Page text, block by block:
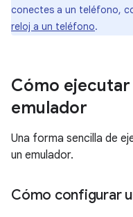
conectes a un teléfono,
reloj a un teléfono.
Cómo
emulador
Una forma sencilla de
un emulador.
Cómo configurar